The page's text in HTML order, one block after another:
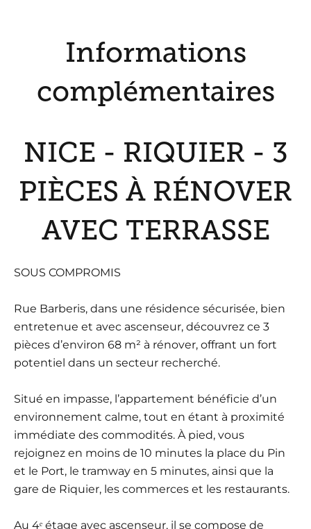
Informations
complémentaires
NICE - RIQUIER - 3
PIÈCES À RÉNOVER
AVEC TERRASSE
SOUS COMPROMIS
Rue Barberis, dans une résidence sécurisée, bien
entretenue et avec ascenseur, découvrez ce 3
pièces d’environ 68 m² à rénover, offrant un fort
potentiel dans un secteur recherché.
Situé en impasse, l’appartement bénéficie d’un
environnement calme, tout en étant à proximité
immédiate des commodités. À pied, vous
rejoignez en moins de 10 minutes la place du Pin
et le Port, le tramway en 5 minutes, ainsi que la
gare de Riquier, les commerces et les restaurants.
Au 4ᵉ étage avec ascenseur, il se compose de